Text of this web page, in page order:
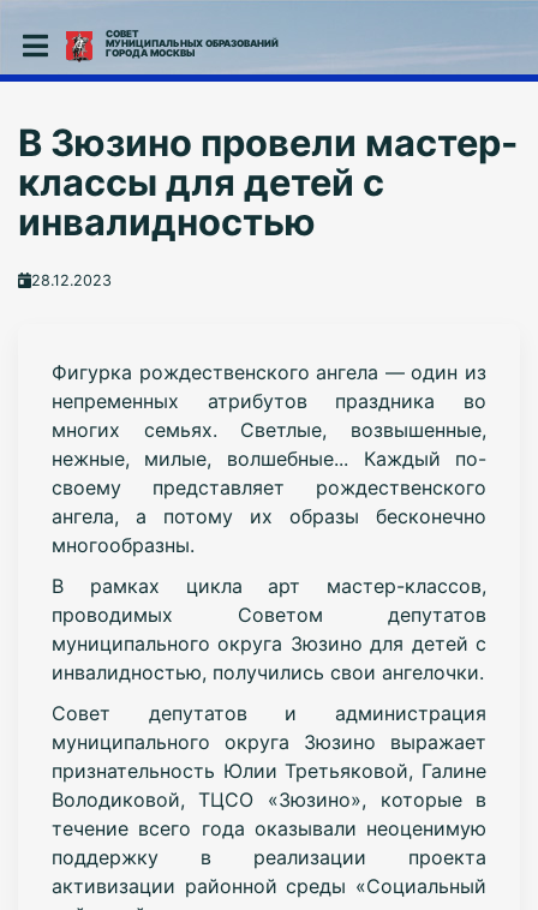
СОВЕТ
МУНИЦИПАЛЬНЫХ ОБРАЗОВАНИЙ
ГОРОДА МОСКВЫ
В Зюзино провели мастер-
классы для детей с
инвалидностью
28.12.2023
Фигурка рождественского ангела — один из
непременных атрибутов праздника во
многих семьях. Светлые, возвышенные,
нежные, милые, волшебные... Каждый по-
своему представляет рождественского
ангела, а потому их образы бесконечно
многообразны.
В рамках цикла арт мастер-классов,
проводимых Советом депутатов
муниципального округа Зюзино для детей с
инвалидностью, получились свои ангелочки.
Совет депутатов и администрация
муниципального округа Зюзино выражает
признательность Юлии Третьяковой, Галине
Володиковой, ТЦСО «Зюзино», которые в
течение всего года оказывали неоценимую
поддержку в реализации проекта
активизации районной среды «Социальный